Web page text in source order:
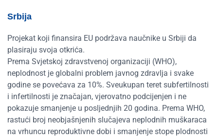
Srbija
Projekat koji finansira EU podržava naučnike u Srbiji da
plasiraju svoja otkrića.
Prema Svjetskoj zdravstvenoj organizaciji (WHO),
neplodnost je globalni problem javnog zdravlja i svake
godine se povećava za 10%. Sveukupan teret subfertilnosti
i infertilnosti je značajan, vjerovatno podcijenjen i ne
pokazuje smanjenje u posljednjih 20 godina. Prema WHO,
rastući broj neobjašnjenih slučajeva neplodnih muškaraca
na vrhuncu reproduktivne dobi i smanjenje stope plodnosti